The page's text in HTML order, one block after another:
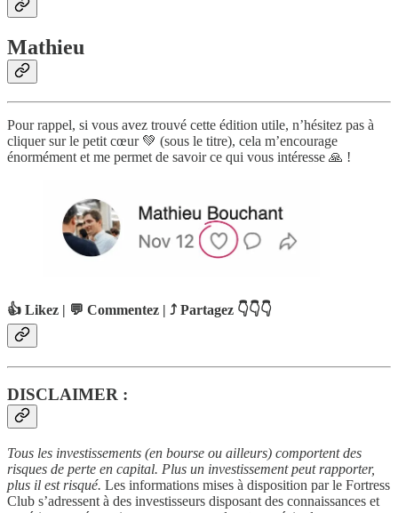
Mathieu
Pour rappel, si vous avez trouvé cette édition utile, n’hésitez pas à
cliquer sur le petit cœur 💚 (sous le titre), cela m’encourage
énormément et me permet de savoir ce qui vous intéresse 🙏 !
👍 Likez | 💬 Commentez | ⤴️ Partagez 👇👇👇
DISCLAIMER :
Tous les investissements (en bourse ou ailleurs) comportent des
risques de perte en capital. Plus un investissement peut rapporter,
plus il est risqué. Les informations mises à disposition par le Fortress
Club s’adressent à des investisseurs disposant des connaissances et